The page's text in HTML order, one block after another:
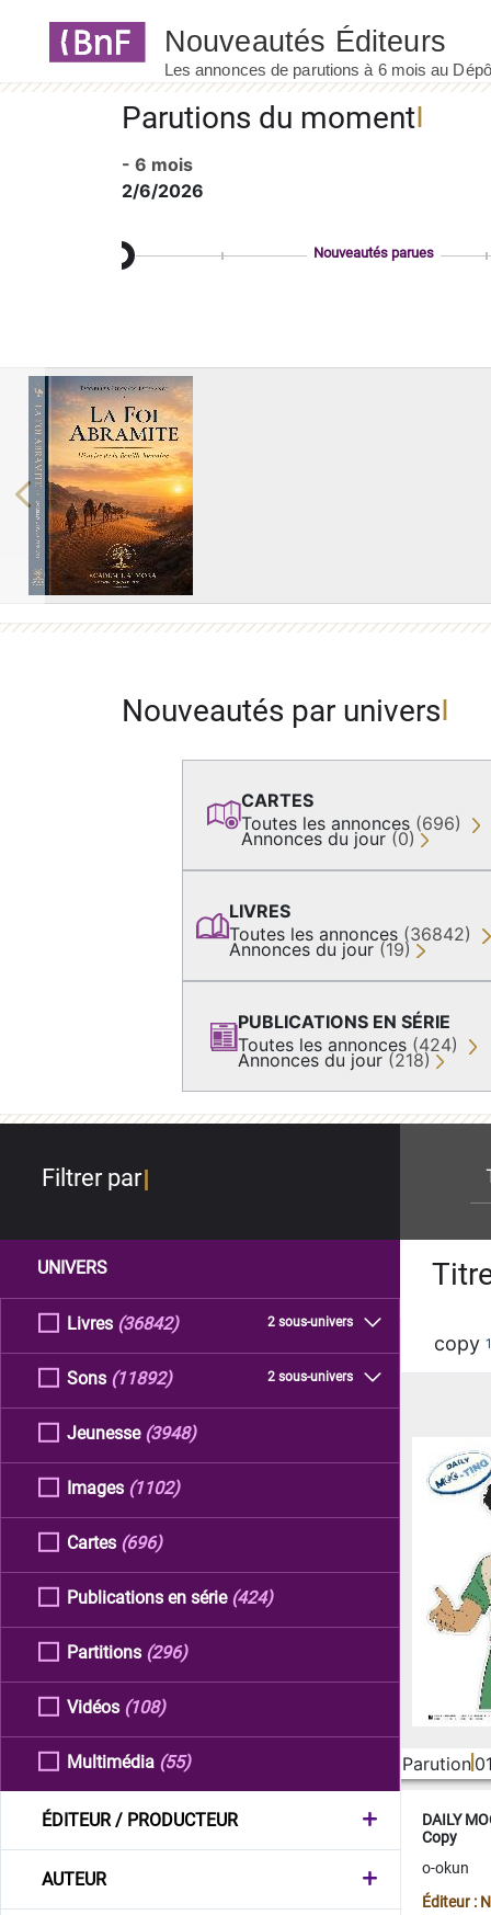
Parutions du moment
- 6 mois
2/6/2026
Nouveautés parues
Previous
Nouveautés par univers
CARTES
Toutes les annonces (696)
Annonces du jour (0)
LIVRES
Toutes les annonces (36842)
Annonces du jour (19)
PUBLICATIONS EN SÉRIE
Toutes les annonces (424)
Annonces du jour (218)
Filtrer par
UNIVERS
Livres 2 sous-univers
(36842)
Sons 2 sous-univers
(11892)
Jeunesse (3948)
Images (1102)
Cartes (696)
Publications en série (424)
Partitions (296)
Vidéos (108)
Multimédia (55)
ÉDITEUR / PRODUCTEUR
AUTEUR
copy
Parution
DAILY
Copy
o-okun
Éditeur :